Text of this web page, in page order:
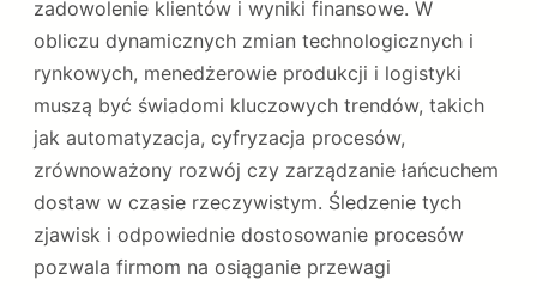
zadowolenie klientów i wyniki finansowe. W
obliczu dynamicznych zmian technologicznych i
rynkowych, menedżerowie produkcji i logistyki
muszą być świadomi kluczowych trendów, takich
jak automatyzacja, cyfryzacja procesów,
zrównoważony rozwój czy zarządzanie łańcuchem
dostaw w czasie rzeczywistym. Śledzenie tych
zjawisk i odpowiednie dostosowanie procesów
pozwala firmom na osiąganie przewagi